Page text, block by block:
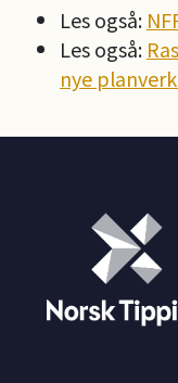
Les også:
Les også:
nye